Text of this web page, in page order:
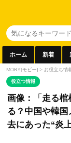
ホーム 新着
MOBY[モビー] > お役立ち情
役立つ情報
画像：「走る
る？中国や韓
去にあった“炎